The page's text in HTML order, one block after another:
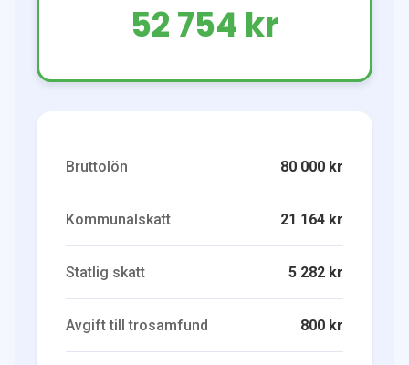
52 754 kr
Bruttolön 80 000 kr
Kommunalskatt 21 164 kr
Statlig skatt 5 282 kr
Avgift till trosamfund 800 kr